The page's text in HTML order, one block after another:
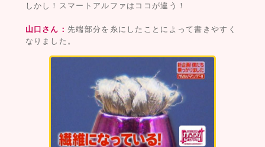
しかし！スマートアルファはココが違う！
山口さん：先端部分を糸にしたことによって書きやすく
なりました。